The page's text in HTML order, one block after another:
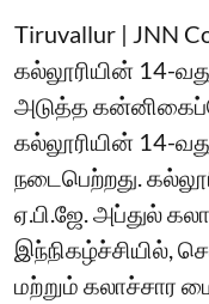
Tiruvallur | JNN
கல்லூரியின் 14-
அடுத்த
கல்லூரியின் 14-
நடைபெற்றது.
ஏ.பி.ஜே. அப்துல்
இந்நிகழ்ச்சியில்,
மற்றும் கலாச்சார